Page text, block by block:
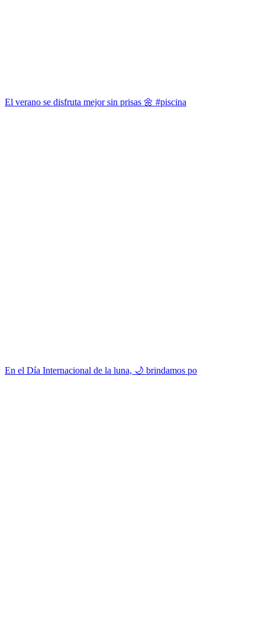
El verano se disfruta mejor sin prisas 🌼 #piscina
En el Día Internacional de la luna, 🌙 brindamos po